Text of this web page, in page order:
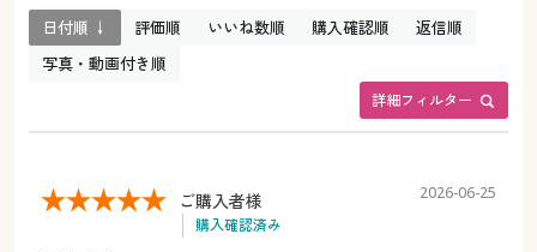
詳細フィルター
日付順 ↓ 評価順 いいね数順 購入確認順
返信順
写真・動画付き順
ご購入者様
購入確認済み
2026-06-25